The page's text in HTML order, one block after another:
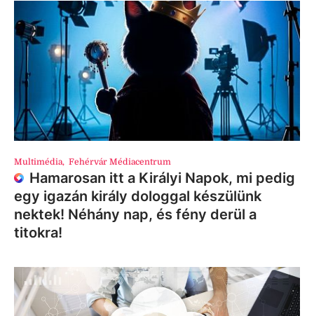
Multimédia, Fehérvár Médiacentrum
Hamarosan itt a Királyi Napok, mi pedig
egy igazán király dologgal készülünk
nektek! Néhány nap, és fény derül a
titokra!